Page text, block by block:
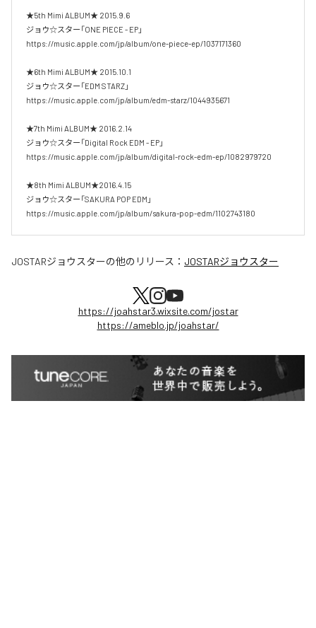
★5th Mimi ALBUM★ 2015.9.6
ジョウ☆スター「ONE PIECE - EP」
https://music.apple.com/jp/album/one-piece-ep/1037171360
★6th Mimi ALBUM★ 2015.10.1
ジョウ☆スター「EDM STARZ」
https://music.apple.com/jp/album/edm-starz/1044935671
★7th Mimi ALBUM★ 2016.2.14
ジョウ☆スター「Digital Rock EDM - EP」
https://music.apple.com/jp/album/digital-rock-edm-ep/1082979720
★8th Mimi ALBUM★2016.4.15
ジョウ☆スター「SAKURA POP EDM」
https://music.apple.com/jp/album/sakura-pop-edm/1102743180
JOSTARジョウスターの他のリリース： JOSTARジョウスター
https://joahstar3.wixsite.com/jostar
https://ameblo.jp/joahstar/